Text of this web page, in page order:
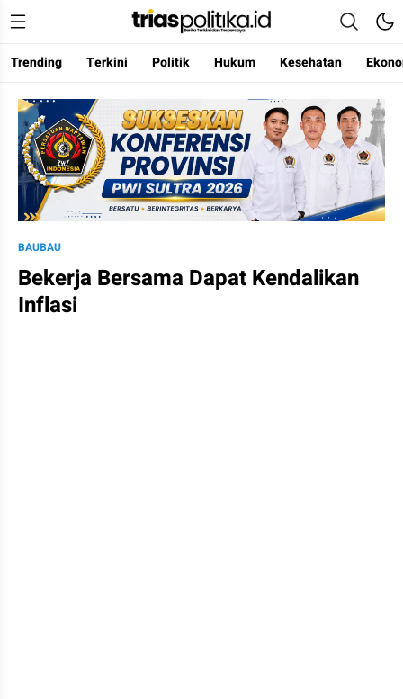
Berita Terkini & Terpercaya
Trending Terkini Politik Hukum Kesehatan
BAUBAU
Bekerja Bersama Dapat Kendalikan
Inflasi